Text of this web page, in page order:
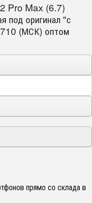
Pro Max (6.7)
под оригинал "с
(МСК) оптом
прямо со склада в